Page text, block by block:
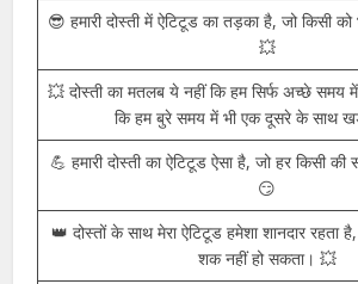
है कि हम दोस्ती को पूरे दिल से
💪 मेरी दोस्ती में सिर्फ प्यार नहीं, ऐटिटूड
👑 दोस्ती वो है जो दिल से होती है, और ऐटिटूड वो
होता है। 💯
😎 हमारी दोस्ती में ऐटिटूड का तड़का है, जो किसी
💥
💥 दोस्ती का मतलब ये नहीं कि हम सिर्फ अच्छे समय